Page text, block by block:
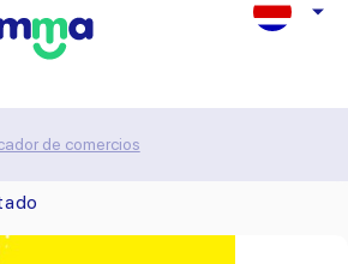
de comercios